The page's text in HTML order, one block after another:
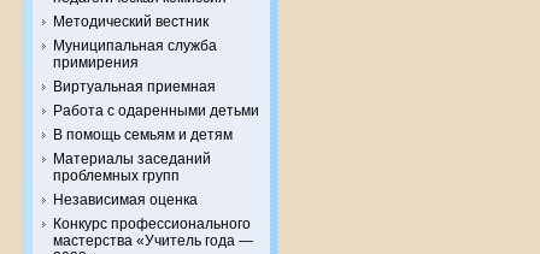
Методический вестник
Муниципальная служба
примирения
Виртуальная приемная
Работа с одаренными детьми
В помощь семьям и детям
Материалы заседаний
проблемных групп
Независимая оценка
Конкурс профессионального
мастерства «Учитель года —